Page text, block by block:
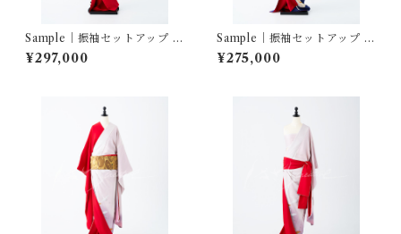
Sample｜振袖セットアップ …
ばさら紋付孔雀松梅／赤三越
縮緬
¥297,000
Sample｜振袖セットアップ …
雲重ね吉祥花冊子文／赤三越
縮緬
¥275,000